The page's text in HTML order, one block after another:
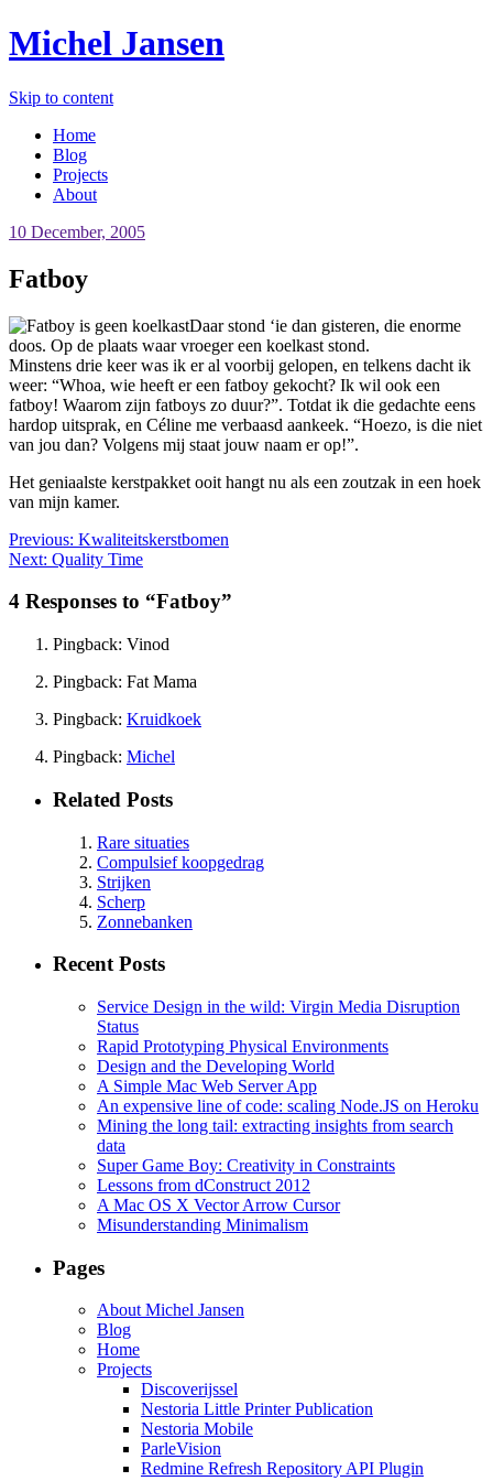
Michel Jansen
Skip to content
Home
Blog
Projects
About
10 December, 2005
Fatboy
Daar stond ‘ie dan gisteren, die enorme
doos. Op de plaats waar vroeger een koelkast stond.
Minstens drie keer was ik er al voorbij gelopen, en telkens dacht ik
weer: “Whoa, wie heeft er een fatboy gekocht? Ik wil ook een
fatboy! Waarom zijn fatboys zo duur?”. Totdat ik die gedachte eens
hardop uitsprak, en Céline me verbaasd aankeek. “Hoezo, is die niet
van jou dan? Volgens mij staat jouw naam er op!”.
Het geniaalste kerstpakket ooit hangt nu als een zoutzak in een hoek
van mijn kamer.
Previous: Kwaliteitskerstbomen
Next: Quality Time
4 Responses to “Fatboy”
Pingback: Vinod
Pingback: Fat Mama
Pingback: Kruidkoek
Pingback: Michel
Related Posts
Rare situaties
Compulsief koopgedrag
Strijken
Scherp
Zonnebanken
Recent Posts
Service Design in the wild: Virgin Media Disruption
Status
Rapid Prototyping Physical Environments
Design and the Developing World
A Simple Mac Web Server App
An expensive line of code: scaling Node.JS on Heroku
Mining the long tail: extracting insights from search
data
Super Game Boy: Creativity in Constraints
Lessons from dConstruct 2012
A Mac OS X Vector Arrow Cursor
Misunderstanding Minimalism
Pages
About Michel Jansen
Blog
Home
Projects
Discoverijssel
Nestoria Little Printer Publication
Nestoria Mobile
ParleVision
Redmine Refresh Repository API Plugin